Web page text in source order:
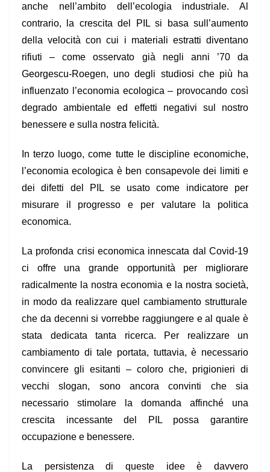
anche nell’ambito dell’ecologia industriale. Al
contrario, la crescita del PIL si basa sull’aumento
della velocità con cui i materiali estratti diventano
rifiuti – come osservato già negli anni ’70 da
Georgescu-Roegen, uno degli studiosi che più ha
influenzato l’economia ecologica – provocando così
degrado ambientale ed effetti negativi sul nostro
benessere e sulla nostra felicità.
In terzo luogo, come tutte le discipline economiche,
l’economia ecologica è ben consapevole dei limiti e
dei difetti del PIL se usato come indicatore per
misurare il progresso e per valutare la politica
economica.
La profonda crisi economica innescata dal Covid-19
ci offre una grande opportunità per migliorare
radicalmente la nostra economia e la nostra società,
in modo da realizzare quel cambiamento strutturale
che da decenni si vorrebbe raggiungere e al quale è
stata dedicata tanta ricerca. Per realizzare un
cambiamento di tale portata, tuttavia, è necessario
convincere gli esitanti – coloro che, prigionieri di
vecchi slogan, sono ancora convinti che sia
necessario stimolare la domanda affinché una
crescita incessante del PIL possa garantire
occupazione e benessere.
La persistenza di queste idee è davvero